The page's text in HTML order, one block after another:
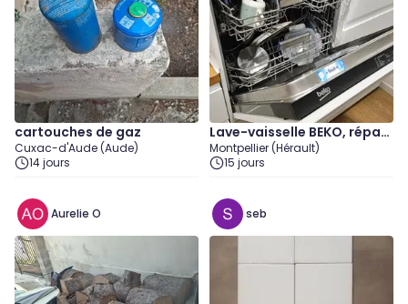
cartouches de gaz
Cuxac-d'Aude (Aude)
14 jours
Lave-vaisselle BEKO, répar
able
Montpellier (Hérault)
15 jours
Aurelie O seb